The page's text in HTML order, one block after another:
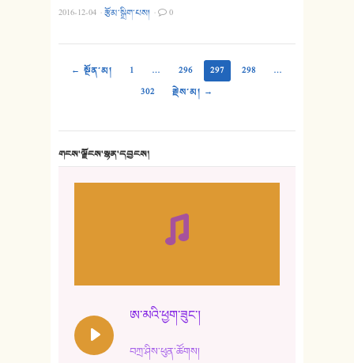
2016-12-04 ·རྩོམ་སྒྲིག་པས། · 0
← སྔོན་མ། 1 … 296 297 298
…
302
རྗེས་མ། →
གངས་ལྗོངས་སྙན་དབྱངས།
ཨ་མའི་ཕྱག་ཟུང་།
བཀྲ་ཤིས་ཕུན་ཚོགས།